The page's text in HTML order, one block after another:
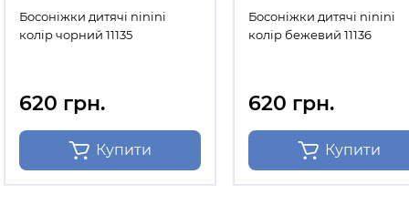
Босоніжки дитячі ninini
колір чорний 11135
620 грн.
Купити
Босоніжки дитячі ninini
колір бежевий 11136
620 грн.
Купити